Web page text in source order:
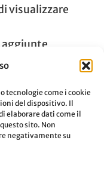
tecnologie come i cookie
del dispositivo. Il
elaborare dati come il
sito. Non
negativamente su
visualizzare
i giorni
per …
Leggi